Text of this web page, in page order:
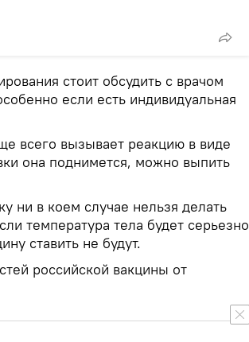
стоит обсудить с врачом
если есть индивидуальная
всего вызывает реакцию в виде
она поднимется, можно выпить
ни в коем случае нельзя делать
температура тела будет серьезно
ставить не будут.
российской вакцины от